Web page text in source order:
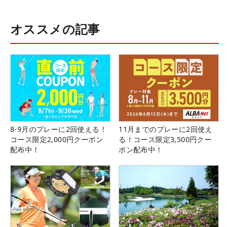
オススメの記事
8-9月のプレーに2回使える！
コース限定2,000円クーポン
配布中！
11月までのプレーに2回使え
る！コース限定3,500円クー
ポン配布中！